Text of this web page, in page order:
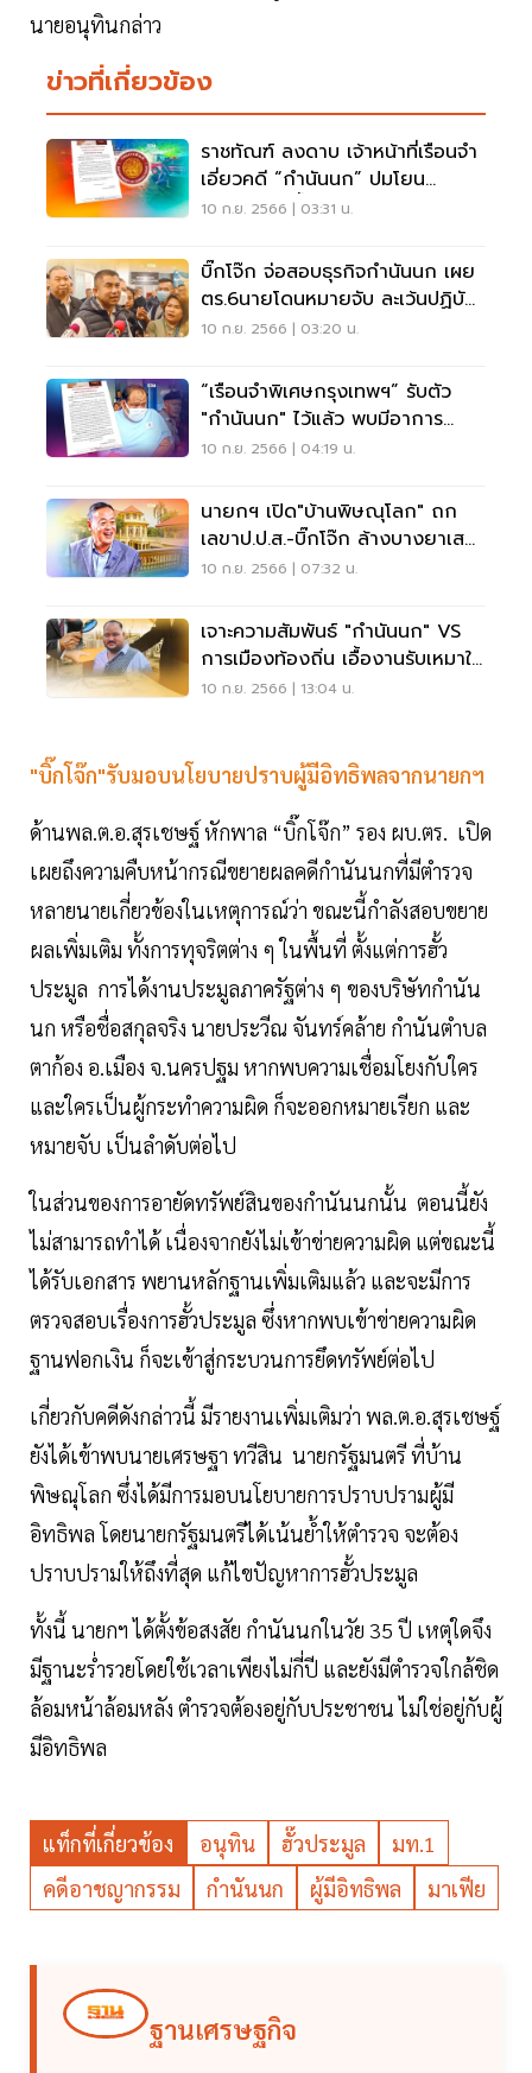
นายอนุทินกล่าว
ข่าวที่เกี่ยวข้อง
ราชทัณฑ์ ลงดาบ เจ้าหน้าที่เรือนจำ
เอี่ยวคดี “กำนันนก” ปมโยน
วงจรปิดทิ้งน้ำ
10 ก.ย. 2566 | 03:31 น.
บิ๊กโจ๊ก จ่อสอบธุรกิจกำนันนก เผย
ตร.6นายโดนหมายจับ ละเว้นปฏิบัติ
หน้าที่
10 ก.ย. 2566 | 03:20 น.
“เรือนจำพิเศษกรุงเทพฯ” รับตัว
"กำนันนก" ไว้แล้ว พบมีอาการ
เครียด
10 ก.ย. 2566 | 04:19 น.
นายกฯ เปิด"บ้านพิษณุโลก" ถก
เลขาป.ป.ส.-บิ๊กโจ๊ก ล้างบางยาเสพ
ติด
10 ก.ย. 2566 | 07:32 น.
เจาะความสัมพันธ์ "กำนันนก" VS
การเมืองท้องถิ่น เอื้องานรับเหมาใน
นครปฐม
10 ก.ย. 2566 | 13:04 น.
"บิ๊กโจ๊ก"รับมอบนโยบายปราบผู้มีอิทธิพลจากนายกฯ
ด้านพล.ต.อ.สุรเชษฐ์ หักพาล “บิ๊กโจ๊ก” รอง ผบ.ตร. เปิด
เผยถึงความคืบหน้ากรณีขยายผลคดีกำนันนกที่มีตำรวจ
หลายนายเกี่ยวข้องในเหตุการณ์ว่า ขณะนี้กำลังสอบขยาย
ผลเพิ่มเติม ทั้งการทุจริตต่าง ๆ ในพื้นที่ ตั้งแต่การฮั้ว
ประมูล การได้งานประมูลภาครัฐต่าง ๆ ของบริษัทกำนัน
นก หรือชื่อสกุลจริง นายประวีณ จันทร์คล้าย กำนันตำบล
ตาก้อง อ.เมือง จ.นครปฐม หากพบความเชื่อมโยงกับใคร
และใครเป็นผู้กระทำความผิด ก็จะออกหมายเรียก และ
หมายจับ เป็นลำดับต่อไป
ในส่วนของการอายัดทรัพย์สินของกำนันนกนั้น ตอนนี้ยัง
ไม่สามารถทำได้ เนื่องจากยังไม่เข้าข่ายความผิด แต่ขณะนี้
ได้รับเอกสาร พยานหลักฐานเพิ่มเติมแล้ว และจะมีการ
ตรวจสอบเรื่องการฮั้วประมูล ซึ่งหากพบเข้าข่ายความผิด
ฐานฟอกเงิน ก็จะเข้าสู่กระบวนการยึดทรัพย์ต่อไป
เกี่ยวกับคดีดังกล่าวนี้ มีรายงานเพิ่มเติมว่า พล.ต.อ.สุรเชษฐ์
ยังได้เข้าพบนายเศรษฐา ทวีสิน นายกรัฐมนตรี ที่บ้าน
พิษณุโลก ซึ่งได้มีการมอบนโยบายการปราบปรามผู้มี
อิทธิพล โดยนายกรัฐมนตรีได้เน้นย้ำให้ตำรวจ จะต้อง
ปราบปรามให้ถึงที่สุด แก้ไขปัญหาการฮั้วประมูล
ทั้งนี้ นายกฯ ได้ตั้งข้อสงสัย กำนันนกในวัย 35 ปี เหตุใดจึง
มีฐานะร่ำรวยโดยใช้เวลาเพียงไม่กี่ปี และยังมีตำรวจใกล้ชิด
ล้อมหน้าล้อมหลัง ตำรวจต้องอยู่กับประชาชน ไม่ใช่อยู่กับผู้
มีอิทธิพล
แท็กที่เกี่ยวข้อง อนุทิน ฮั๊วประมูล
มท.1
คดีอาชญากรรม
กำนันนก ผู้มีอิทธิพล มาเฟีย
ฐานเศรษฐกิจ